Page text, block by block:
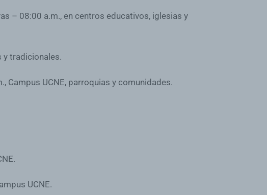
– 08:00 a.m., en centros educativos, iglesias y
y tradicionales.
Campus UCNE, parroquias y comunidades.
UCNE.